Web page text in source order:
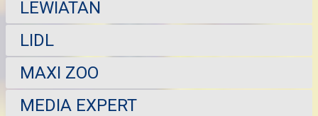
LEWIATAN
LIDL
MAXI ZOO
MEDIA EXPERT